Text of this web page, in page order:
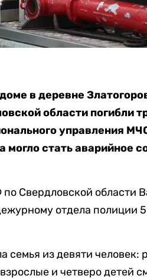
в деревне
области погибли
управления
могло стать аварийное
Свердловской области
отдела полиции 5
семья из девяти человек:
и четверо детей